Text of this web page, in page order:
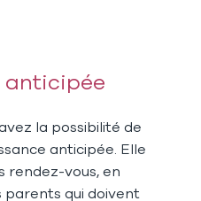
anticipée
la possibilité de
anticipée. Elle
rendez-vous, en
parents qui doivent